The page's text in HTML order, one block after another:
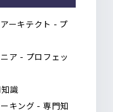
ーキテクト - プ
ア - プロフェッ
識
キング - 専門知